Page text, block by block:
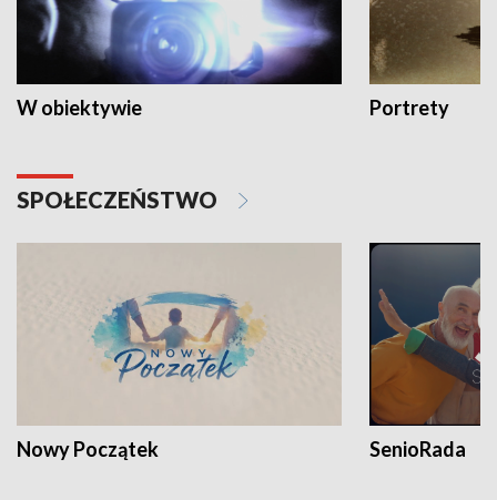
W obiektywie Portrety
SPOŁECZEŃSTWO
Nowy Początek SenioRada